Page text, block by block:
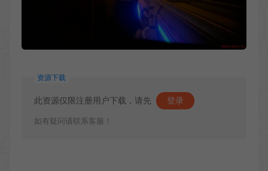
资源下载
此资源仅限注册用户下载，请先 登录
如有疑问请联系客服！